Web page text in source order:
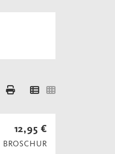
12,95 €
BROSCHUR